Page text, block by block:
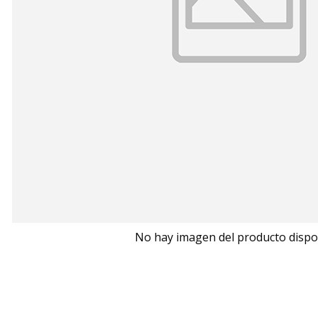
No hay imagen del producto